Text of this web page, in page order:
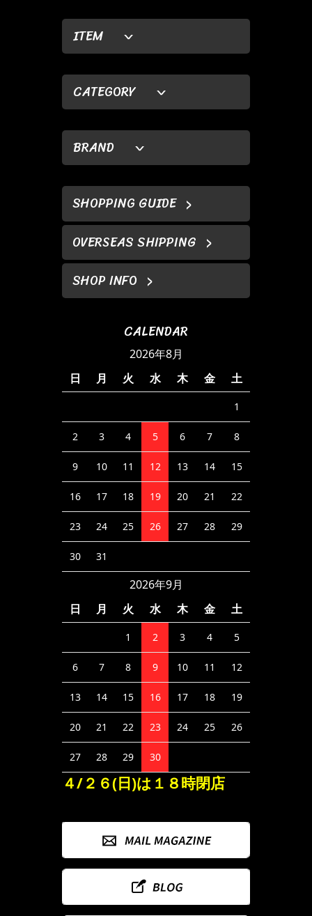
ITEM
CATEGORY
BRAND
SHOPPING GUIDE
OVERSEAS SHIPPING
SHOP INFO
CALENDAR
2026年8月
日
月 火 水 木 金 土
1
2 3 4 5 6 7 8
9 10 11 12 13 14 15
16 17 18 19 20 21 22
23 24 25 26 27 28 29
30 31
2026年9月
日
月 火 水 木 金 土
1 2 3 4 5
6 7 8 9 10 11 12
13 14 15 16 17 18 19
20 21 22 23 24 25 26
27 28 29 30
４/２６(日)は１８時閉店